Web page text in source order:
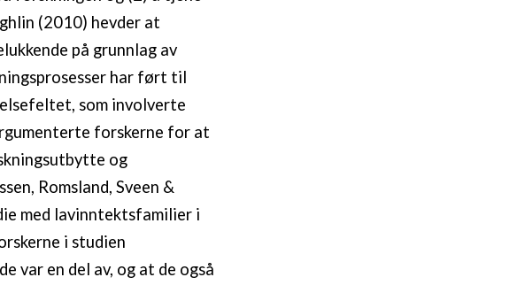
(2010) hevder at
på grunnlag av
har ført til
som involverte
forskerne for at
og
Romsland, Sveen &
med lavinntektsfamilier i
i studien
var en del av, og at de også